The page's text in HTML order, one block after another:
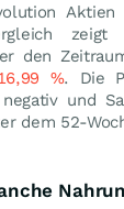
Aktien
zeigt
den
%. Die
und
dem 52-